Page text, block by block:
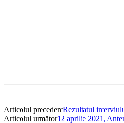
Articolul precedentRezultatul
Articolul următor12 aprilie 2021,